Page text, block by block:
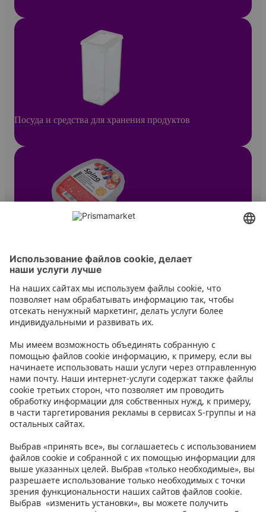
Посуда и средства для хранения продуктов
Инструкции
Условия
Prisma Konto
Язык:ETENRU